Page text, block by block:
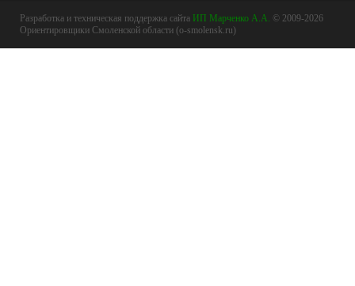
Разработка и техническая поддержка сайта ИП Марченко А.А. © 2009-2026
Ориентировщики Смоленской области (o-smolensk.ru)